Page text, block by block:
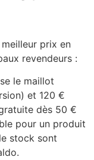
prix en
revendeurs :
le maillot
et 120 €
dès 50 €
pour un produit
stock sont